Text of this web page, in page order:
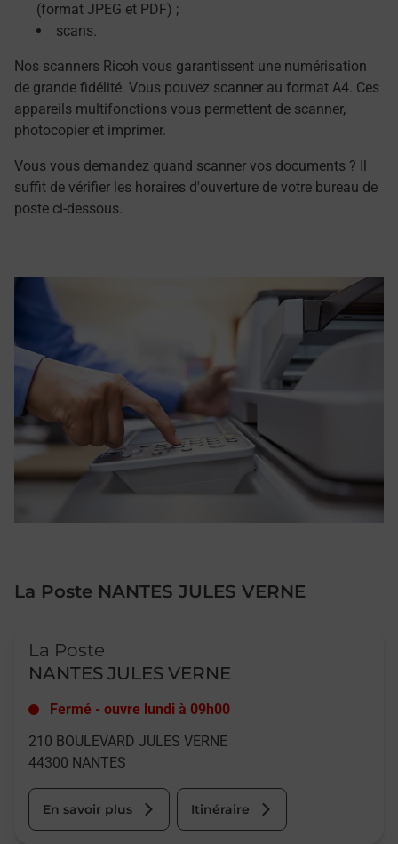
(format JPEG et PDF) ;
scans.
Nos scanners Ricoh vous garantissent une numérisation
de grande fidélité. Vous pouvez scanner au format A4. Ces
appareils multifonctions vous permettent de scanner,
photocopier et imprimer.
Vous vous demandez quand scanner vos documents ? Il
suffit de vérifier les horaires d'ouverture de votre bureau de
poste ci-dessous.
La Poste NANTES JULES VERNE
La Poste
NANTES JULES VERNE
Fermé - ouvre lundi à 09h00
210 BOULEVARD JULES VERNE
44300 NANTES
En savoir plus Itinéraire